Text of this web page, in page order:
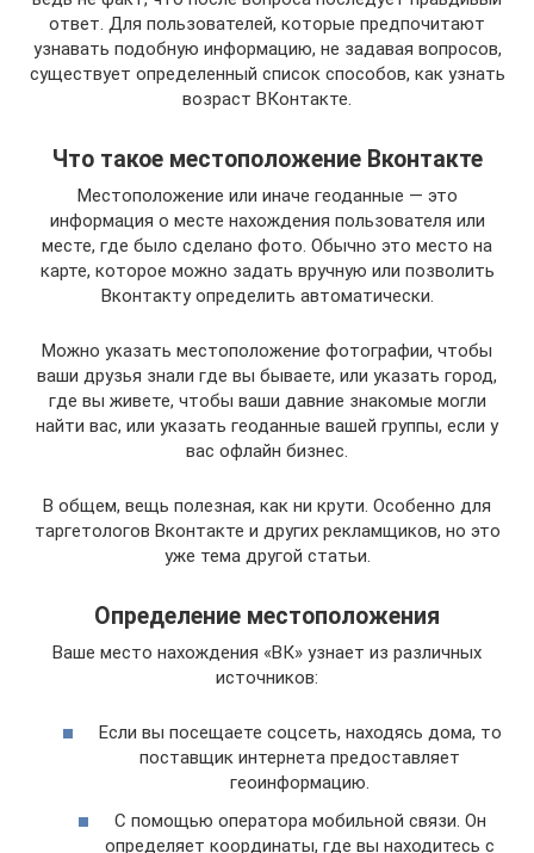
ответ. Для пользователей, которые предпочитают
узнавать подобную информацию, не задавая вопросов,
существует определенный список способов, как узнать
возраст ВКонтакте.
Что такое местоположение Вконтакте
Местоположение или иначе геоданные — это
информация о месте нахождения пользователя или
месте, где было сделано фото. Обычно это место на
карте, которое можно задать вручную или позволить
Вконтакту определить автоматически.
Можно указать местоположение фотографии, чтобы
ваши друзья знали где вы бываете, или указать город,
где вы живете, чтобы ваши давние знакомые могли
найти вас, или указать геоданные вашей группы, если у
вас офлайн бизнес.
В общем, вещь полезная, как ни крути. Особенно для
таргетологов Вконтакте и других рекламщиков, но это
уже тема другой статьи.
Определение местоположения
Ваше место нахождения «ВК» узнает из различных
источников:
Если вы посещаете соцсеть, находясь дома, то
поставщик интернета предоставляет
геоинформацию.
С помощью оператора мобильной связи. Он
определяет координаты, где вы находитесь с